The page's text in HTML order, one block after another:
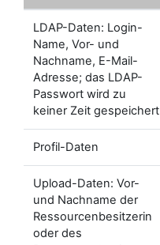
LDAP-Daten: Login-
Name, Vor- und
Nachname, E-Mail-
Adresse; das LDAP-
Passwort wird zu
keiner Zeit gespeichert
Profil-Daten
Upload-Daten: Vor-
und Nachname der
Ressourcenbesitzerin
oder des